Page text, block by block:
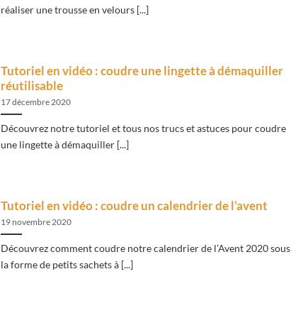
réaliser une trousse en velours [...]
Tutoriel en vidéo : coudre une lingette à démaquiller
réutilisable
17 décembre 2020
Découvrez notre tutoriel et tous nos trucs et astuces pour coudre
une lingette à démaquiller [...]
Tutoriel en vidéo : coudre un calendrier de l’avent
19 novembre 2020
Découvrez comment coudre notre calendrier de l’Avent 2020 sous
la forme de petits sachets à [...]